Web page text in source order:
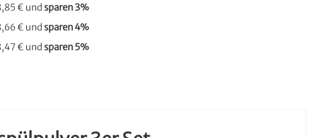
€ undsparen3%
€ undsparen4%
€ undsparen5%